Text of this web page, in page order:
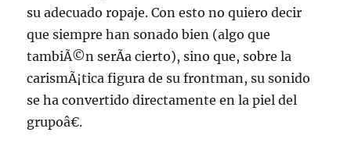
su adecuado ropaje. Con esto no quiero decir
que siempre han sonado bien (algo que
tambiÃ©n serÃ­a cierto), sino que, sobre la
carismÃ¡tica figura de su frontman, su sonido
se ha convertido directamente en la piel del
grupoâ€.